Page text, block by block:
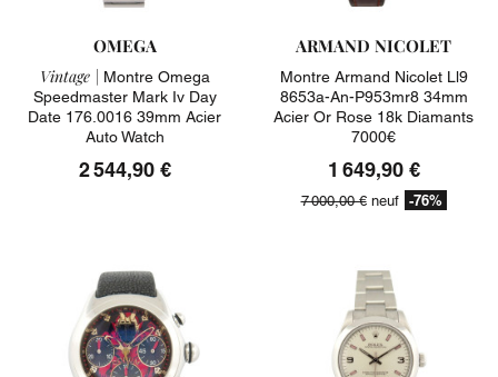
OMEGA
Vintage | Montre Omega
Speedmaster Mark Iv Day
Date 176.0016 39mm Acier
Auto Watch
2 544,90 €
ARMAND NICOLET
Montre Armand Nicolet Ll9
8653a-An-P953mr8 34mm
Acier Or Rose 18k Diamants
7000€
1 649,90 €
7 000,00 €neuf -76%